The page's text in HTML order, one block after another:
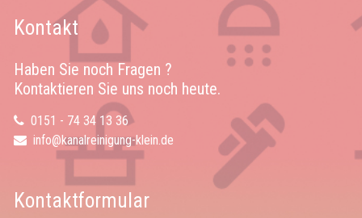
Kontakt
Haben Sie noch Fragen ?
Kontaktieren Sie uns noch heute.
0151 - 74 34 13 36
info@kanalreinigung-klein.de
Kontaktformular